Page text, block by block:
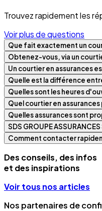
Trouvez rapidement les
Voir plus de questions
Que fait exactement un
Obtenez-vous, via un
Un courtier en assurances
Quelle est la différence
Quelles sont les heures
Quel courtier en assurances
Quelles assurances sont
SDS GROUPE
Comment contacter
Des conseils, des infos
et des inspirations
Voir tous nos articles
Nos partenaires de